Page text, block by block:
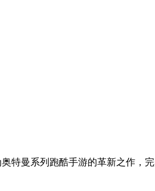
特曼系列跑酷手游的革新之作，